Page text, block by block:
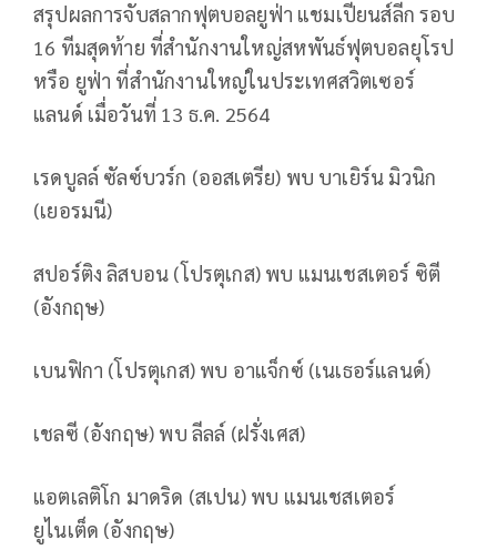
สรุปผลการจับสลากฟุตบอลยูฟ่า แชมเปียนส์ลีก รอบ
16 ทีมสุดท้าย ที่สำนักงานใหญ่สหพันธ์ฟุตบอลยุโรป
หรือ ยูฟ่า ที่สำนักงานใหญ่ในประเทศสวิตเซอร์
แลนด์ เมื่อวันที่ 13 ธ.ค. 2564
เรดบูลล์ ซัลซ์บวร์ก (ออสเตรีย) พบ บาเยิร์น มิวนิก
(เยอรมนี)
สปอร์ติง ลิสบอน (โปรตุเกส) พบ แมนเชสเตอร์ ซิตี
(อังกฤษ)
เบนฟิกา (โปรตุเกส) พบ อาแจ็กซ์ (เนเธอร์แลนด์)
เชลซี (อังกฤษ) พบ ลีลล์ (ฝรั่งเศส)
แอตเลติโก มาดริด (สเปน) พบ แมนเชสเตอร์
ยูไนเต็ด (อังกฤษ)